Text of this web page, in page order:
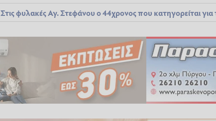
Στις φυλακές Αγ. Στεφάνου ο 44χρονος που κατηγορείται